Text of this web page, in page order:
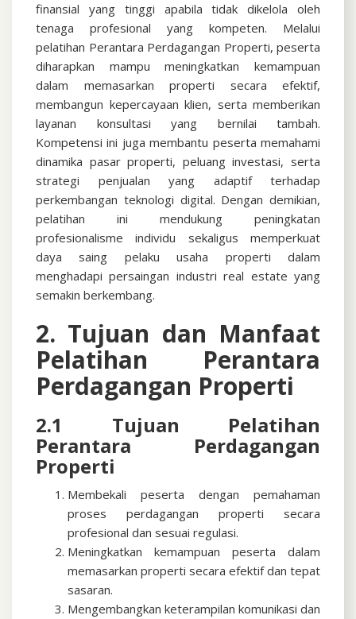
finansial yang tinggi apabila tidak dikelola oleh
tenaga profesional yang kompeten. Melalui
pelatihan Perantara Perdagangan Properti, peserta
diharapkan mampu meningkatkan kemampuan
dalam memasarkan properti secara efektif,
membangun kepercayaan klien, serta memberikan
layanan konsultasi yang bernilai tambah.
Kompetensi ini juga membantu peserta memahami
dinamika pasar properti, peluang investasi, serta
strategi penjualan yang adaptif terhadap
perkembangan teknologi digital. Dengan demikian,
pelatihan ini mendukung peningkatan
profesionalisme individu sekaligus memperkuat
daya saing pelaku usaha properti dalam
menghadapi persaingan industri real estate yang
semakin berkembang.
2. Tujuan dan Manfaat
Pelatihan Perantara
Perdagangan Properti
2.1 Tujuan Pelatihan
Perantara Perdagangan
Properti
Membekali peserta dengan pemahaman
proses perdagangan properti secara
profesional dan sesuai regulasi.
Meningkatkan kemampuan peserta dalam
memasarkan properti secara efektif dan tepat
sasaran.
Mengembangkan keterampilan komunikasi dan